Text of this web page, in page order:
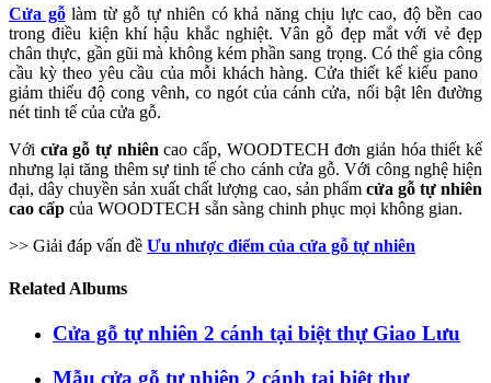
Cửa gỗlàm từ gỗ tự nhiên có khả năng chịu lực cao, độ bền cao
trong điều kiện khí hậu khắc nghiệt. Vân gỗ đẹp mắt với vẻ đẹp
chân thực, gần gũi mà không kém phần sang trọng. Có thể gia công
cầu kỳ theo yêu cầu của mỗi khách hàng. Cửa thiết kế kiểu pano
giảm thiểu độ cong vênh, co ngót của cánh cửa, nổi bật lên đường
nét tinh tế của cửa gỗ.
Với cửa gỗ tự nhiên cao cấp, WOODTECH đơn giản hóa thiết kế
nhưng lại tăng thêm sự tinh tế cho cánh cửa gỗ. Với công nghệ hiện
đại, dây chuyền sản xuất chất lượng cao, sản phẩm cửa gỗ tự nhiên
cao cấp của WOODTECH sẵn sàng chinh phục mọi không gian.
>> Giải đáp vấn đề Ưu nhược điểm của cửa gỗ tự nhiên
Related Albums
Cửa gỗ tự nhiên 2 cánh tại biệt thự Giao Lưu
Mẫu cửa gỗ tự nhiên 2 cánh tại biệt thự